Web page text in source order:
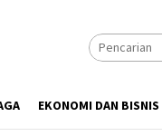
EKONOMI DAN BISNIS